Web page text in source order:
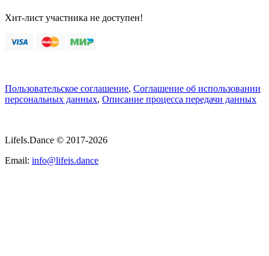
Хит-лист участника не доступен!
Пользовательское соглашение, Соглашение об использовании
персональных данных, Описание процесса передачи данных
LifeIs.Dance © 2017-2026
Email: info@lifeis.dance